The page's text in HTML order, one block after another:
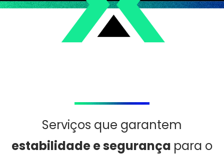
Serviços que garantem
estabilidade e segurança para o